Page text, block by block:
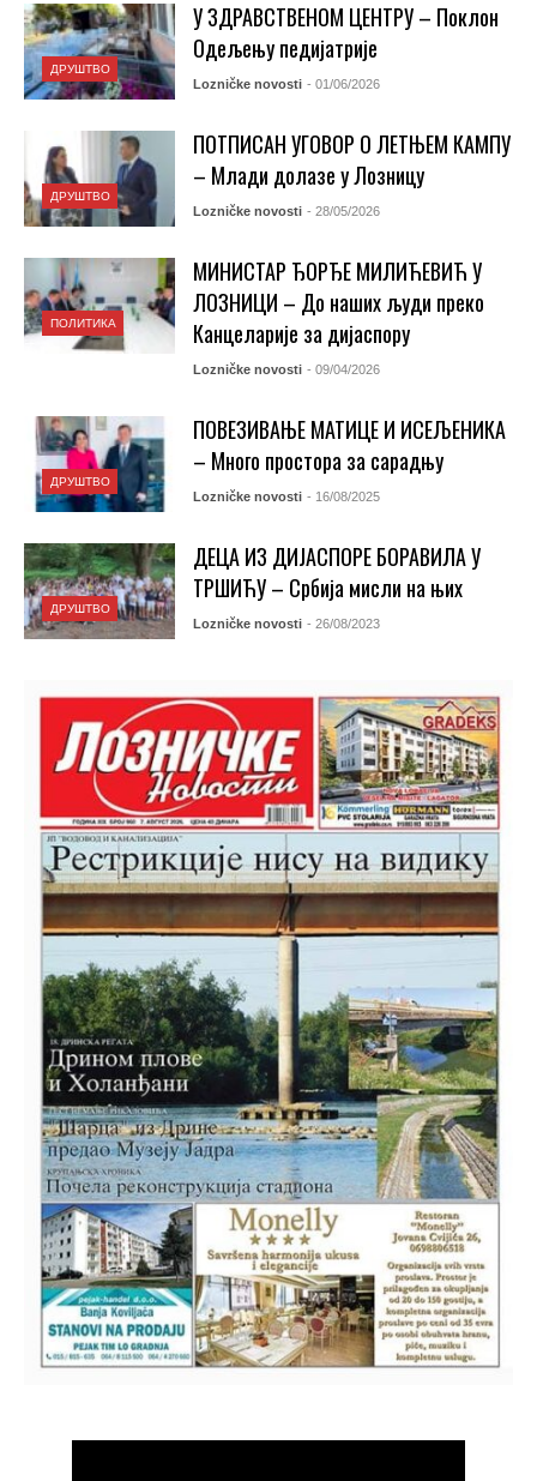
ДРУШТВО
У ЗДРАВСТВЕНОМ ЦЕНТРУ – Поклон
Одељењу педијатрије
Lozničke novosti - 01/06/2026
ДРУШТВО
ПОТПИСАН УГОВОР О ЛЕТЊЕМ КАМПУ
– Млади долазе у Лозницу
Lozničke novosti - 28/05/2026
ПОЛИТИКА
МИНИСТАР ЂОРЂЕ МИЛИЋЕВИЋ У
ЛОЗНИЦИ – До наших људи преко
Канцеларије за дијаспору
Lozničke novosti - 09/04/2026
ДРУШТВО
ПОВЕЗИВАЊЕ МАТИЦЕ И ИСЕЉЕНИКА
– Много простора за сарадњу
Lozničke novosti - 16/08/2025
ДРУШТВО
ДЕЦА ИЗ ДИЈАСПОРЕ БОРАВИЛА У
ТРШИЋУ – Србија мисли на њих
Lozničke novosti - 26/08/2023